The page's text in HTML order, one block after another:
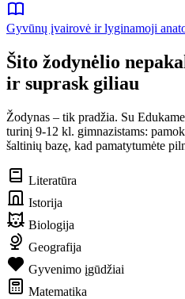
Gyvūnų įvairovė ir lyginamoji
Šito žodynėlio
ir suprask giliau
Žodynas – tik pradžia. Su
turinį 9-12 kl. gimnazistams:
šaltinių bazę, kad pamatytumėte
Literatūra
Istorija
Biologija
Geografija
Gyvenimo įgūdžiai
Matematika